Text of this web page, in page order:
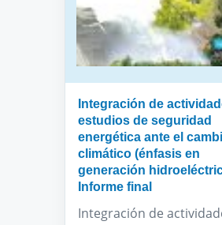
Integración de
estudios de seguridad
energética ante el
climático (énfasis en
generación
Informe final
Integración de